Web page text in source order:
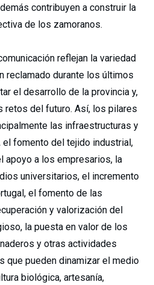
contribuyen a construir la
de los zamoranos.
reflejan la variedad
reclamado durante los últimos
el desarrollo de la provincia y,
retos del futuro. Así, los pilares
las infraestructuras y
fomento del tejido industrial,
apoyo a los empresarios, la
universitarios, el incremento
el fomento de las
y valorización del
la puesta en valor de los
y otras actividades
que pueden dinamizar el medio
biológica, artesanía,